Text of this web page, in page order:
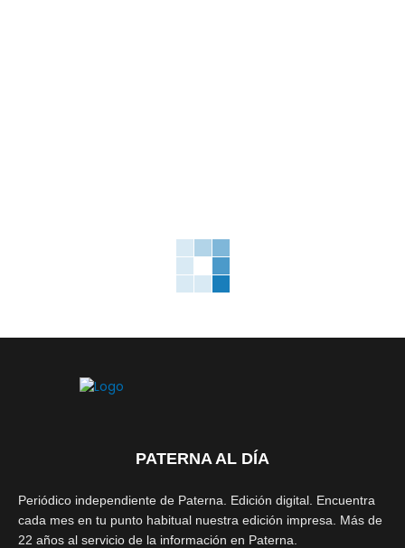
PATERNA AL DÍA
Periódico independiente de Paterna. Edición digital. Encuentra
cada mes en tu punto habitual nuestra edición impresa. Más de
22 años al servicio de la información en Paterna.